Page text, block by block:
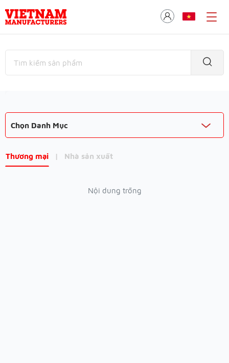
Chọn Danh Mục
Thương mại | Nhà sản xuất
Nội dung trống